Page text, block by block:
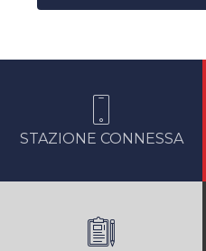
STAZIONE CONNESSA